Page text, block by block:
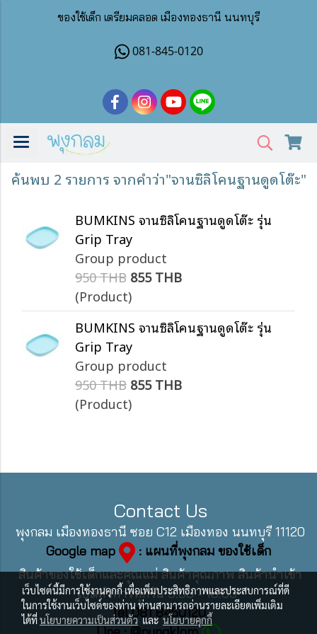
ของใช้เด็ก เตรียมคลอด เมืองทองธานี นนทบุรี
081-845-0120
ค้นพบ 2 รายการ จากคำว่า"จานซิลิโคนฐานดูดโต๊ะ"
BUMKINS จานซิลิโคนฐานดูดโต๊ะ รุ่น
Grip Tray
Group product
950 THB 855 THB
(Product)
BUMKINS จานซิลิโคนฐานดูดโต๊ะ รุ่น
Grip Tray
Group product
950 THB 855 THB
(Product)
Contact Us
พุงกลม เมืองทองธานี ซอย C12 เมืองทอง นนทบุรี 11120
Google map
: แผนที่พุงกลม ของใช้เด็ก
สินค้าของใช้เด็กและคุณแม่ สินค้าคุณภาพ สินค้านำเข้า
เปิดทำการทุกวัน 9:00 - 18:00
Tel 081 8450120
เว็บไซต์นี้มีการใช้งานคุกกี้ เพื่อเพิ่มประสิทธิภาพและประสบการณ์ที่ดี
ในการใช้งานเว็บไซต์ของท่าน ท่านสามารถอ่านรายละเอียดเพิ่มเติม
ได้ที่นโยบายความเป็นส่วนตัวและนโยบายคุกกี้